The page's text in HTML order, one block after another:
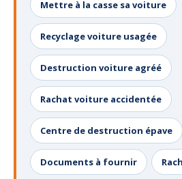
Mettre à la casse sa voiture
Recyclage voiture usagée
Destruction voiture agréé
Rachat voiture accidentée
Centre de destruction épave
Documents à fournir